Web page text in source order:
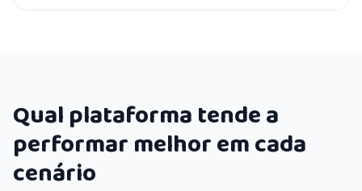
Qual plataforma tende a
performar melhor em cada
cenário